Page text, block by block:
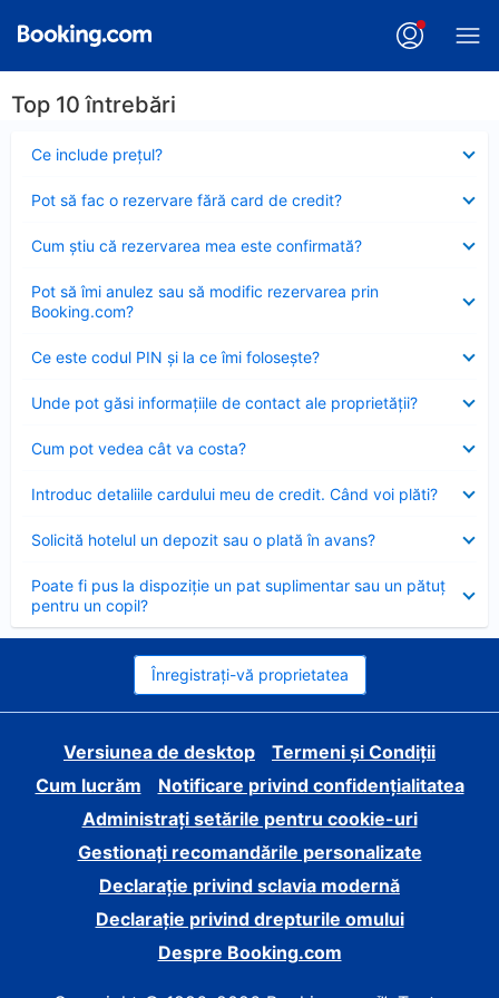
Top 10 întrebări
Ce include preţul?
închis
Pot să fac o rezervare fără card de credit?
închis
Cum ştiu că rezervarea mea este confirmată?
închis
Pot să îmi anulez sau să modific rezervarea prin
Booking.com?
închis
Ce este codul PIN şi la ce îmi foloseşte?
închis
Unde pot găsi informațiile de contact ale proprietății?
închis
Cum pot vedea cât va costa?
închis
Introduc detaliile cardului meu de credit. Când voi plăti?
închis
Solicită hotelul un depozit sau o plată în avans?
închis
Poate fi pus la dispoziție un pat suplimentar sau un pătuț
pentru un copil?
închis
Înregistrați-vă proprietatea
Versiunea de desktop
Termeni și Condiții
Cum lucrăm
Notificare privind confidențialitatea
Administrați setările pentru cookie-uri
Gestionați recomandările personalizate
Declarație privind sclavia modernă
Declarație privind drepturile omului
Despre Booking.com